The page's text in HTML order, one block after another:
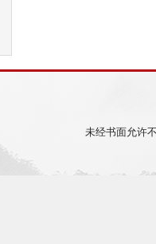
未经书面允许